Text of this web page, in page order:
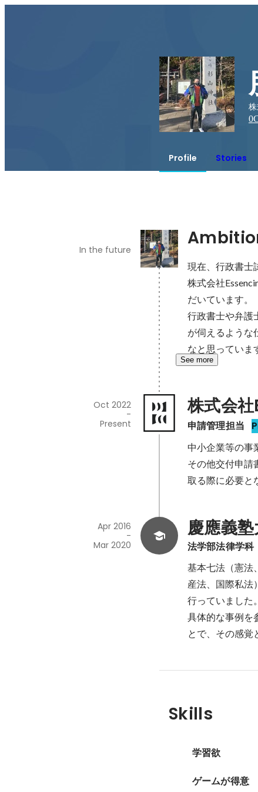
0
Profile Stories
In the future
現在、行政書士
株式会社
だいています。
行政書士や弁護
が伺えるような
なと思っていま
See more
株式会
申請管理担当
Oct 2022
-
Present
中小企業等の事
その他交付申請
取る際に必要と
慶應義
法学部法律学科
Apr 2016
-
Mar 2020
基本七法（憲法
産法、国際私法
行っていました。
具体的な事例を
とで、その感覚
Skills
学習欲
ゲームが得意